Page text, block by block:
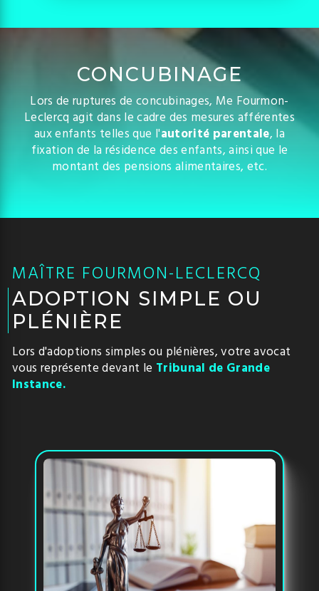
CONCUBINAGE
Lors de ruptures de concubinages, Me Fourmon-
Leclercq agit dans le cadre des mesures afférentes
aux enfants telles que l'autorité parentale, la
fixation de la résidence des enfants, ainsi que le
montant des pensions alimentaires, etc.
MAÎTRE FOURMON-LECLERCQ
ADOPTION SIMPLE OU
PLÉNIÈRE
Lors d'adoptions simples ou plénières, votre avocat
vous représente devant le Tribunal de Grande
Instance.